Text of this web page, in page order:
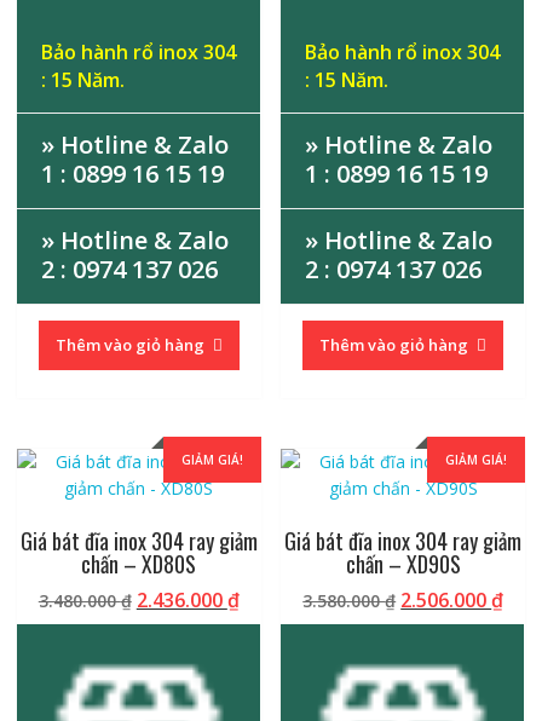
Bảo hành rổ inox 304
: 15 Năm.
» Hotline & Zalo
1 : 0899 16 15 19
» Hotline & Zalo
2 : 0974 137 026
Thêm vào giỏ hàng
Bảo hành rổ inox 304
: 15 Năm.
» Hotline & Zalo
1 : 0899 16 15 19
» Hotline & Zalo
2 : 0974 137 026
Thêm vào giỏ hàng
GIẢM GIÁ!
Giá bát đĩa inox 304 ray giảm
chấn – XD80S
3.480.000₫ Giá
gốc
3.480.000 ₫.
2.436.000₫Giá
hiện
2.436.000 ₫.
GIẢM GIÁ!
Giá bát đĩa inox 304 ray giảm
chấn – XD90S
3.580.000₫ Giá
gốc
3.580.000 ₫.
2.506.000₫Giá
hiện